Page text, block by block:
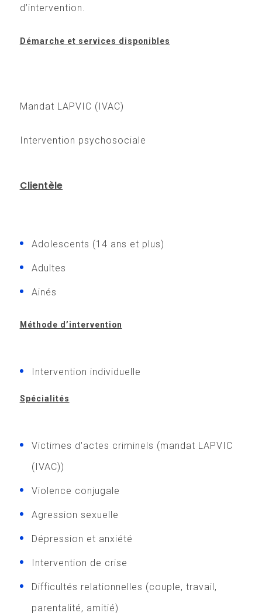
d’intervention.
Démarche et services disponibles
Mandat LAPVIC (IVAC)
Intervention psychosociale
Clientèle
Adolescents (14 ans et plus)
Adultes
Ainés
Méthode d’intervention
Intervention individuelle
Spécialités
Victimes d'actes criminels (mandat LAPVIC
(IVAC))
Violence conjugale
Agression sexuelle
Dépression et anxiété
Intervention de crise
Difficultés relationnelles (couple, travail,
parentalité, amitié)